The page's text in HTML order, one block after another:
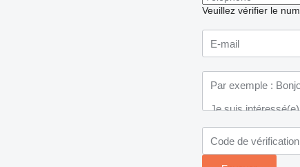
Veuillez vérifier le